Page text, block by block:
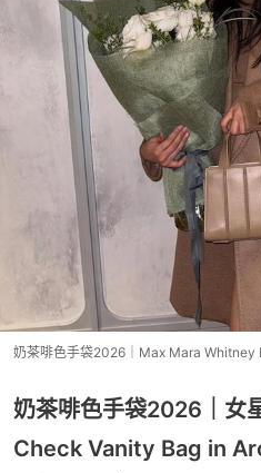
奶茶啡色手袋2026｜Max Mara
奶茶啡色手袋2026｜女
Check Vanity Bag in